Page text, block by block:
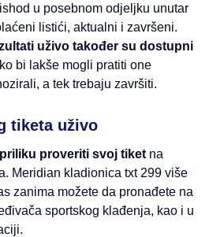
u posebnom odjeljku unutar
listići, aktualni i završeni.
uživo također su dostupni
bi lakše mogli pratiti one
a tek trebaju završiti.
tiketa uživo
proveriti svoj tiket na
Meridian kladionica txt 299 više
zanima možete da pronađete na
sportskog klađenja, kao i u